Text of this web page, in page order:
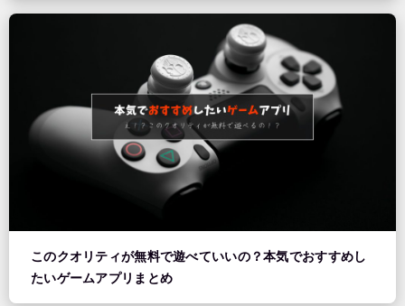
このクオリティが無料で遊べていいの？本気でおすすめし
たいゲームアプリまとめ